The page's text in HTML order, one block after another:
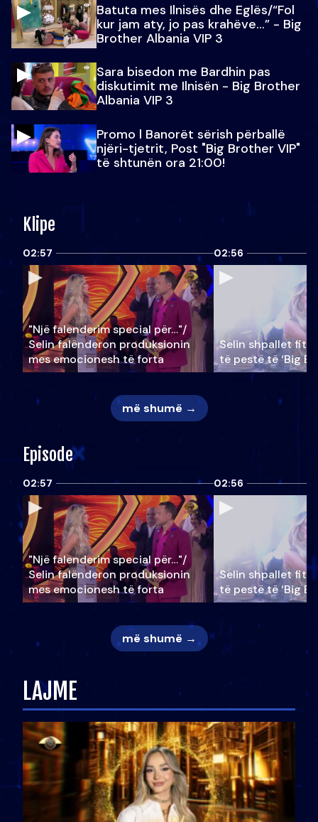
Batuta mes Ilnisës dhe Eglës/“Fol
kur jam aty, jo pas krahëve…” - Big
Brother Albania VIP 3
Sara bisedon me Bardhin pas
diskutimit me Ilnisën - Big Brother
Albania VIP 3
Promo l Banorët sërish përballë
njëri-tjetrit, Post "Big Brother VIP"
të shtunën ora 21:00!
Klipe
02:57
"Një falenderim special për…"/
Selin falënderon produksionin
mes emocionesh të forta
02:56
Selin shpallet
të pestë të ‘Big
më shumë →
Episode
02:57
"Një falenderim special për…"/
Selin falënderon produksionin
mes emocionesh të forta
02:56
Selin shpallet
të pestë të ‘Big
më shumë →
LAJME